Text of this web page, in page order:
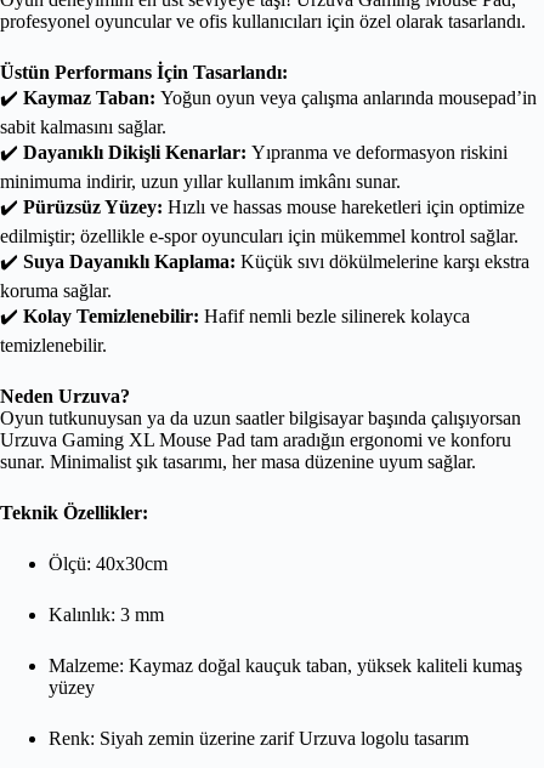
profesyonel oyuncular ve ofis kullanıcıları için özel olarak tasarlandı.
Üstün Performans İçin Tasarlandı:
✔️ Kaymaz Taban: Yoğun oyun veya çalışma anlarında mousepad’in
sabit kalmasını sağlar.
✔️ Dayanıklı Dikişli Kenarlar: Yıpranma ve deformasyon riskini
minimuma indirir, uzun yıllar kullanım imkânı sunar.
✔️ Pürüzsüz Yüzey: Hızlı ve hassas mouse hareketleri için optimize
edilmiştir; özellikle e-spor oyuncuları için mükemmel kontrol sağlar.
✔️ Suya Dayanıklı Kaplama: Küçük sıvı dökülmelerine karşı ekstra
koruma sağlar.
✔️ Kolay Temizlenebilir: Hafif nemli bezle silinerek kolayca
temizlenebilir.
Neden Urzuva?
Oyun tutkunuysan ya da uzun saatler bilgisayar başında çalışıyorsan
Urzuva Gaming XL Mouse Pad tam aradığın ergonomi ve konforu
sunar. Minimalist şık tasarımı, her masa düzenine uyum sağlar.
Teknik Özellikler:
Ölçü: 40x30cm
Kalınlık: 3 mm
Malzeme: Kaymaz doğal kauçuk taban, yüksek kaliteli kumaş
yüzey
Renk: Siyah zemin üzerine zarif Urzuva logolu tasarım